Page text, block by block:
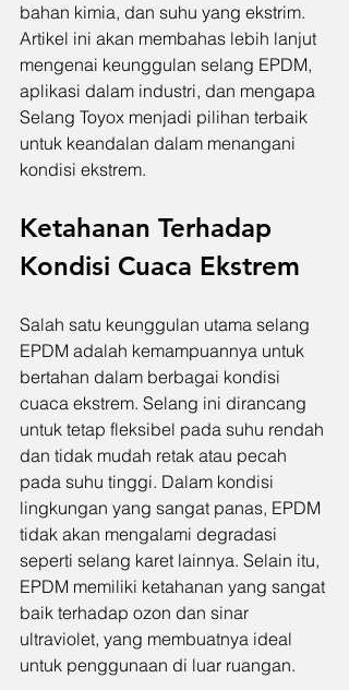
bahan kimia, dan suhu yang ekstrim.
Artikel ini akan membahas lebih lanjut
mengenai keunggulan selang EPDM,
aplikasi dalam industri, dan mengapa
Selang Toyox menjadi pilihan terbaik
untuk keandalan dalam menangani
kondisi ekstrem.
Ketahanan Terhadap
Kondisi Cuaca Ekstrem
Salah satu keunggulan utama selang
EPDM adalah kemampuannya untuk
bertahan dalam berbagai kondisi
cuaca ekstrem. Selang ini dirancang
untuk tetap fleksibel pada suhu rendah
dan tidak mudah retak atau pecah
pada suhu tinggi. Dalam kondisi
lingkungan yang sangat panas, EPDM
tidak akan mengalami degradasi
seperti selang karet lainnya. Selain itu,
EPDM memiliki ketahanan yang sangat
baik terhadap ozon dan sinar
ultraviolet, yang membuatnya ideal
untuk penggunaan di luar ruangan.